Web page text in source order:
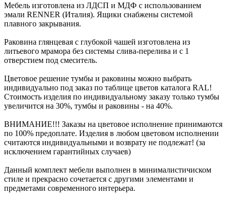
Мебель изготовлена из ЛДСП и МДФ с использованием
эмали RENNER (Италия). Ящики снабжены системой
плавного закрывания.
Раковина глянцевая с глубокой чашей изготовлена из
литьевого мрамора без системы слива-перелива и с 1
отверстием под смеситель.
Цветовое решение тумбы и раковины можно выбрать
индивидуально под заказ по таблице цветов каталога RAL!
Стоимость изделия по индивидуальному заказу только тумбы
увеличится на 30%, тумбы и раковины - на 40%.
ВНИМАНИЕ!!! Заказы на цветовое исполнение принимаются
по 100% предоплате. Изделия в любом цветовом исполнении
считаются индивидуальными и возврату не подлежат! (за
исключением гарантийных случаев)
Данный комплект мебели выполнен в минималистичиском
стиле и прекрасно сочетается с другими элементами и
предметами современного интерьера.